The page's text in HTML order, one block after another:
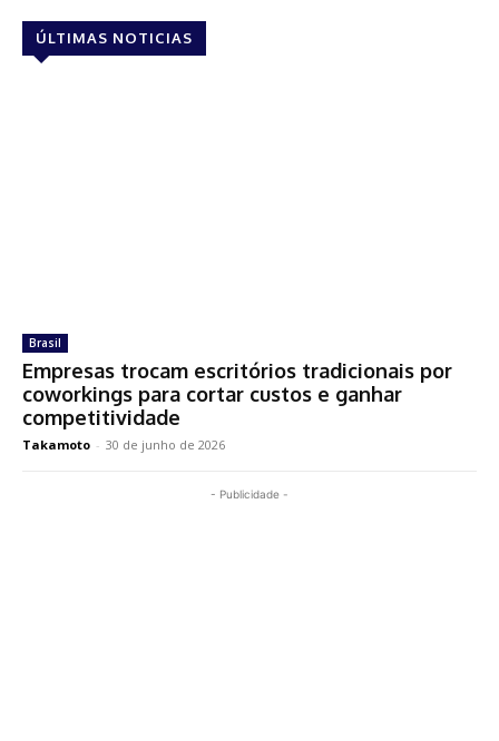
ÚLTIMAS NOTICIAS
Brasil
Empresas trocam escritórios tradicionais por
coworkings para cortar custos e ganhar
competitividade
Takamoto - 30 de junho de 2026
- Publicidade -